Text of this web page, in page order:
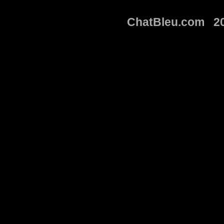
ChatBleu.com